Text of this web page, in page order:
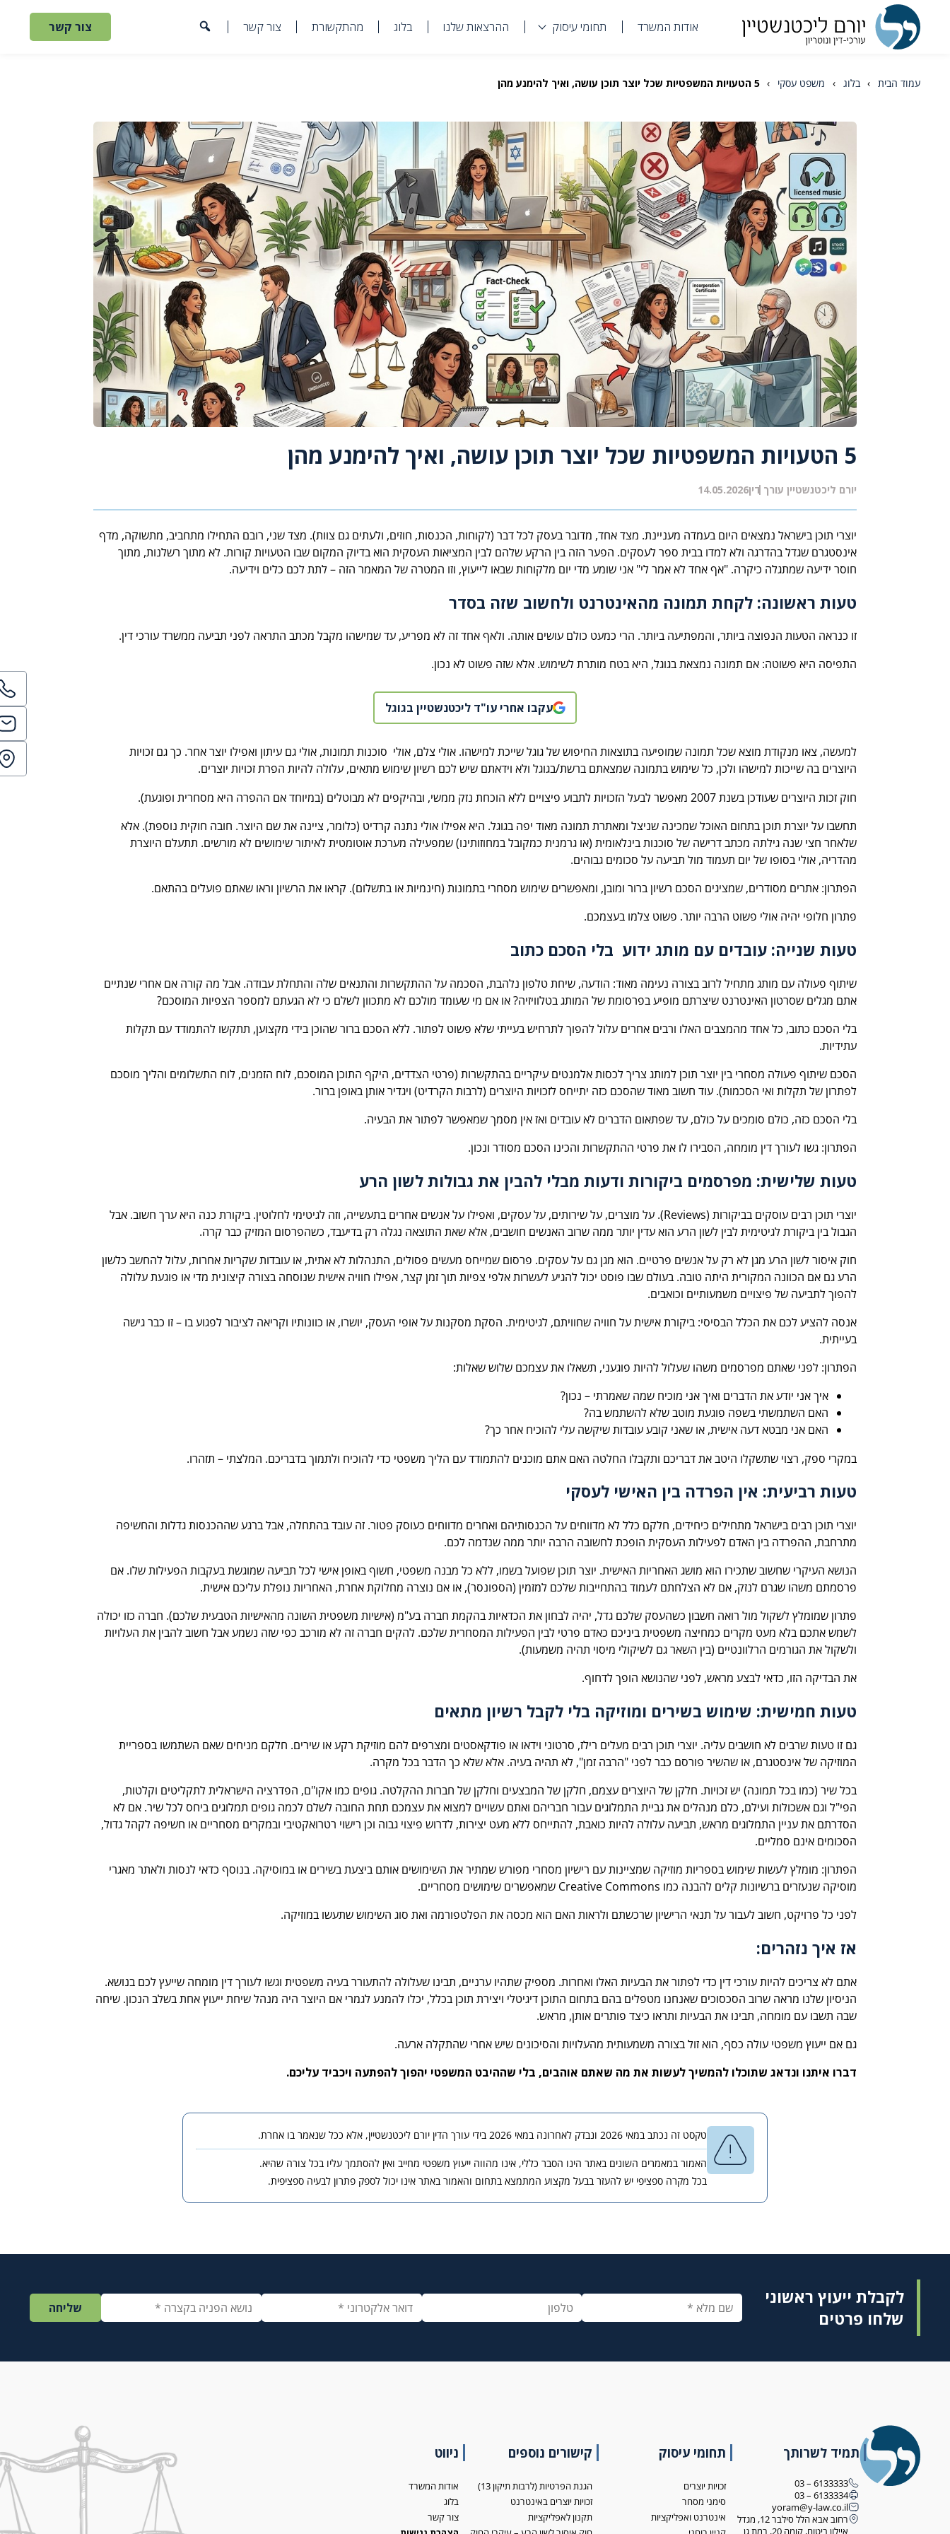
אודות המשרד תחומי עיסוק ההרצאות שלנו בלוג מהתקשורת צור קשר צור קשר
עמוד הבית › בלוג › משפט עסקי › 5 הטעויות המשפטיות שכל יוצר תוכן עושה, ואיך להימנע מהן
5 הטעויות המשפטיות שכל יוצר תוכן עושה, ואיך להימנע מהן
יורם ליכטנשטיין עורך דין14.05.2026
יוצרי תוכן בישראל נמצאים היום בעמדה מעניינת. מצד אחד, מדובר בעסק לכל דבר (לקוחות, הכנסות, חוזים, ולעתים גם צוות). מצד שני, רובם התחילו מתחביב, מתשוקה, מדף
אינסטגרם שגדל בהדרגה ולא למדו בבית ספר לעסקים. הפער הזה בין הרקע שלהם לבין המציאות העסקית הוא בדיוק המקום שבו הטעויות קורות. לא מתוך רשלנות, מתוך
חוסר ידיעה שמתגלה כיקרה. "אף אחד לא אמר לי" אני שומע מדי יום מלקוחות שבאו לייעוץ, וזו המטרה של המאמר הזה – לתת לכם כלים וידיעה.
טעות ראשונה: לקחת תמונה מהאינטרנט ולחשוב שזה בסדר
זו כנראה הטעות הנפוצה ביותר, והמפתיעה ביותר. הרי כמעט כולם עושים אותה. ולאף אחד זה לא מפריע, עד שמישהו מקבל מכתב התראה לפני תביעה ממשרד עורכי דין.
התפיסה היא פשוטה: אם תמונה נמצאת בגוגל, היא בטח מותרת לשימוש. אלא שזה פשוט לא נכון.
עקבו אחרי עו"ד ליכטנשטיין בגוגל
למעשה, צאו מנקודת מוצא שכל תמונה שמופיעה בתוצאות החיפוש של גוגל שייכת למישהו. אולי צלם, אולי סוכנות תמונות, אולי גם עיתון ואפילו יוצר אחר. כך גם זכויות
היוצרים בה שייכות למישהו ולכן, כל שימוש בתמונה שמצאתם ברשת/בגוגל ולא וידאתם שיש לכם רשיון שימוש מתאים, עלולה להיות הפרת זכויות יוצרים.
חוק זכות היוצרים שעודכן בשנת 2007 מאפשר לבעל הזכויות לתבוע פיצויים ללא הוכחת נזק ממשי, ובהיקפים לא מבוטלים (במיוחד אם ההפרה היא מסחרית ופוגעת).
תחשבו על יוצרת תוכן בתחום האוכל שמכינה שניצל ומאתרת תמונה מאוד יפה בגוגל. היא אפילו אולי נתנה קרדיט (כלומר, ציינה את שם היוצר. חובה חוקית נוספת). אלא
שלאחר חצי שנה גילתה מכתב דרישה של סוכנות בינלאומית (או גרמנית כמקובל במחוזותינו) שמפעילה מערכת אוטומטית לאיתור שימושים לא מורשים. תתעלם היוצרת
מהדריה, אולי בסופו של יום תעמוד מול תביעה על סכומים גבוהים.
הפתרון: אתרים מסודרים, שמציגים הסכם רשיון ברור ומובן, ומאפשרים שימוש מסחרי בתמונות (חינמיות או בתשלום). קראו את הרשיון וראו שאתם פועלים בהתאם.
פתרון חלופי יהיה אולי פשוט הרבה יותר. פשוט צלמו בעצמכם.
טעות שנייה: עובדים עם מותג ידוע בלי הסכם כתוב
שיתוף פעולה עם מותג מתחיל לרוב בצורה נעימה מאוד: הודעה, שיחת טלפון נלהבת, הסכמה על ההתקשרות והתנאים שלה והתחלת עבודה. אבל מה קורה אם אחרי שנתיים
אתם מגלים שסרטון האינטרנט שיצרתם מופיע בפרסומת של המותג בטלוויזיה? או אם מי שעומד מולכם לא מתכוון לשלם כי לא הגעתם למספר הצפיות המוסכם?
בלי הסכם כתוב, כל אחד מהמצבים האלו ורבים אחרים עלול להפוך לתרחיש בעייתי שלא פשוט לפתור. ללא הסכם ברור שהוכן בידי מקצוען, תתקשו להתמודד עם תקלות
עתידיות.
הסכם שיתוף פעולה מסחרי בין יוצר תוכן למותג צריך לכסות אלמנטים עיקריים בהתקשרות (פרטי הצדדים, היקף התוכן המוסכם, לוח הזמנים, לוח התשלומים והליך מוסכם
לפתרון של תקלות ואי הסכמות). עוד חשוב מאוד שהסכם כזה יתייחס לזכויות היוצרים (לרבות הקרדיט) ויגדיר אותן באופן ברור.
בלי הסכם כזה, כולם סומכים על כולם, עד שפתאום הדברים לא עובדים ואז אין מסמך שמאפשר לפתור את הבעיה.
הפתרון: גשו לעורך דין מומחה, הסבירו לו את פרטי ההתקשרות והכינו הסכם מסודר ונכון.
טעות שלישית: מפרסמים ביקורות ודעות מבלי להבין את גבולות לשון הרע
יוצרי תוכן רבים עוסקים בביקורות (Reviews). על מוצרים, על שירותים, על עסקים, ואפילו על אנשים אחרים בתעשייה, וזה לגיטימי לחלוטין. ביקורת כנה היא ערך חשוב. אבל
הגבול בין ביקורת לגיטימית לבין לשון הרע הוא עדין יותר ממה שרוב האנשים חושבים, אלא שאת התוצאה נגלה רק בדיעבד, כשהפרסום המזיק כבר קרה.
חוק איסור לשון הרע מגן לא רק על אנשים פרטיים. הוא מגן גם על עסקים. פרסום שמייחס מעשים פסולים, התנהלות לא אתית, או עובדות שקריות אחרות, עלול להחשב כלשון
הרע גם אם הכוונה המקורית היתה טובה. בעולם שבו פוסט יכול להגיע לעשרות אלפי צפיות תוך זמן קצר, אפילו חוויה אישית שנוסחה בצורה קיצונית מדי או פוגעת עלולה
להפוך לתביעה של פיצויים משמעותיים וכואבים.
אנסה להציע לכם את הכלל הבסיסי: ביקורת אישית על חוויה שחוויתם, לגיטימית. הסקת מסקנות על אופי העסק, יושרו, או כוונותיו וקריאה לציבור לפגוע בו – זו כבר גישה
בעייתית.
הפתרון: לפני שאתם מפרסמים משהו שעלול להיות פוגעני, תשאלו את עצמכם שלוש שאלות:
איך אני יודע את הדברים ואיך אני מוכיח שמה שאמרתי – נכון?
האם השתמשתי בשפה פוגעת מוטב שלא להשתמש בה?
האם אני מבטא דעה אישית, או שאני קובע עובדות שיקשה עלי להוכיח אחר כך?
במקרי ספק, רצוי שתשקלו היטב את דבריכם ותקבלו החלטה האם אתם מוכנים להתמודד עם הליך משפטי כדי להוכיח ולתמוך בדבריכם. המלצתי – תזהרו.
טעות רביעית: אין הפרדה בין האישי לעסקי
יוצרי תוכן רבים בישראל מתחילים כיחידים, חלקם כלל לא מדווחים על הכנסותיהם ואחרים מדווחים כעוסק פטור. זה עובד בהתחלה, אבל ברגע שההכנסות גדלות והחשיפה
מתרחבת, ההפרדה בין האדם לפעילות העסקית הופכת לחשובה הרבה יותר ממה שנדמה לכם.
הנושא העיקרי שחשוב שתכירו הוא מושג האחריות האישית. יוצר תוכן שפועל בשמו, ללא כל מבנה משפטי, חשוף באופן אישי לכל תביעה שמוגשת בעקבות הפעילות שלו. אם
פרסמתם משהו שגרם לנזק, אם לא הצלחתם לעמוד בהתחייבות שלכם למזמין (הספונסר), או אם נוצרה מחלוקת אחרת, האחריות נופלת עליכם אישית.
פתרון שמומלץ לשקול מול רואה חשבון כשהעסק שלכם גדל, יהיה לבחון את הכדאיות בהקמת חברה בע"מ (אישיות משפטית השונה מהאישיות הטבעית שלכם). חברה כזו יכולה
לשמש אתכם בלא מעט מקרים כמחיצה משפטית ביניכם כאדם פרטי לבין הפעילות המסחרית שלכם. להקים חברה זה לא מורכב כפי שזה נשמע אבל חשוב להבין את העלויות
ולשקול את הגורמים הרלוונטיים (בין השאר גם לשיקולי מיסוי תהיה משמעות).
את הבדיקה הזו, כדאי לבצע מראש, לפני שהנושא הופך לדחוף.
טעות חמישית: שימוש בשירים ומוזיקה בלי לקבל רשיון מתאים
גם זו טעות שרבים לא חושבים עליה. יוצרי תוכן רבים מעלים רילז, סרטוני וידאו או פודקאסטים ומצרפים להם מוזיקת רקע או שירים. חלקם מניחים שאם השתמשו בספריית
המוזיקה של אינסטגרם, או שהשיר פורסם כבר לפני "הרבה זמן", לא תהיה בעיה. אלא שלא כך הדבר בכל מקרה.
בכל שיר (כמו בכל תמונה) יש זכויות. חלקן של היוצרים עצמם, חלקן של המבצעים וחלקן של חברות ההקלטה. גופים כמו אקו"ם, הפדרציה הישראלית לתקליטים וקלטות,
הפי"ל וגם אשכולות ועילם, כלם מנהלים את גביית התמלוגים עבור חבריהם ואתם עשויים למצוא את עצמכם תחת החובה לשלם לכמה גופים תמלוגים ביחס לכל שיר. אם לא
הסדרתם את עניין התמלוגים מראש, תביעה עלולה להיות כואבת, להתייחס ללא מעט יצירות, לדרוש פיצוי גבוה וכן רישוי רטרואקטיבי ובמקרים מסחריים או חשיפה לקהל גדול,
הסכומים אינם סמליים.
הפתרון: מומלץ לעשות שימוש בספריות מוזיקה שמציינות עם רישיון מסחרי מפורש שמתיר את השימושים אותם ביצעת בשירים או במוסיקה. בנוסף כדאי לנסות ולאתר מאגרי
מוסיקה שנעזרים ברשיונות קלים להבנה כמו Creative Commons שמאפשרים שימושים מסחריים.
לפני כל פרויקט, חשוב לעבור על תנאי הרישיון שרכשתם ולראות האם הוא מכסה את הפלטפורמה ואת סוג השימוש שתעשו במוזיקה.
אז איך נזהרים:
אתם לא צריכים להיות עורכי דין כדי לפתור את הבעיות האלו ואחרות. מספיק שתהיו ערניים, תבינו שעלולה להתעורר בעיה משפטית וגשו לעורך דין מומחה שייעץ לכם בנושא.
הניסיון שלנו מראה שרוב הסכסוכים שאנחנו מטפלים בהם בתחום התוכן דיגיטלי ויצירת תוכן בכלל, יכלו להמנע לגמרי אם היוצר היה מנהל שיחת ייעוץ אחת בשלב הנכון. שיחה
שבה תשבו עם מומחה, תבינו את הבעיות ותראו כיצד פותרים אותן, מראש.
גם אם ייעוץ משפטי עולה כסף, הוא זול בצורה משמעותית מהעלויות והסיכונים שיש אחרי שהתקלה ארעה.
דברו איתנו ונדאג שתוכלו להמשיך לעשות את מה שאתם אוהבים, בלי שההיבט המשפטי יהפוך להפתעה ויכביד עליכם.
טקסט זה נכתב במאי 2026 ונבדק לאחרונה במאי 2026 בידי עורך הדין יורם ליכטנשטיין, אלא ככל שנאמר בו אחרת.
האמור במאמרים השונים באתר הינו הסבר כללי, אינו מהווה ייעוץ משפטי מחייב ואין להסתמך עליו בכל צורה שהיא.
בכל מקרה ספציפי יש להעזר בבעל מקצוע המתמצא בתחום והאמור באתר אינו יכול לספק פתרון לבעיה ספציפית.
לקבלת ייעוץ ראשוני
שלחו פרטים
תמיד לשרותך
6133333 – 03
6133334 – 03
yoram@y-law.co.il
רחוב אבא הלל סילבר 12, מגדל
איילון ביטוח, קומה 20, רמת גן
תחומי עיסוק
זכויות יוצרים
סימני מסחר
אינטרנט ואפליקציות
קישורים נוספים
הגנת הפרטיות (לרבות תיקון 13)
זכויות יוצרים באינטרנט
תקנון לאפליקציות
ניווט
אודות המשרד
בלוג
צור קשר